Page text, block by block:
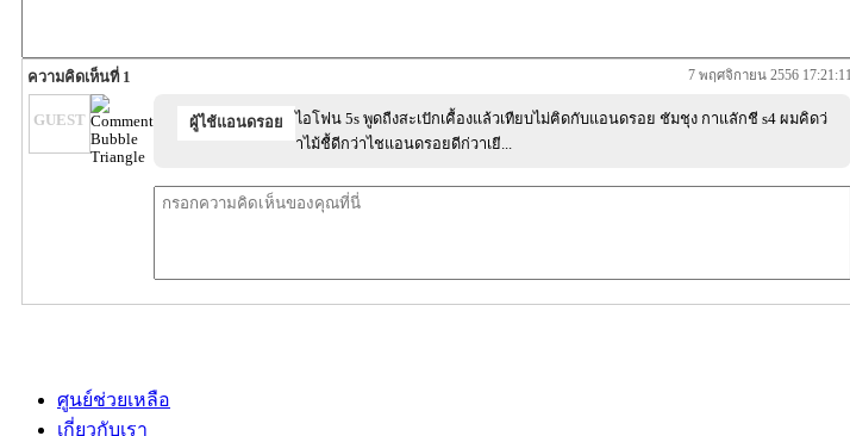
ความคิดเห็นที่ 1 7 พฤศจิกายน 2556 17:21:11
GUEST ผู้ไช้แอนดรอย
ไอโฟน 5s พูดถืงสะเปักเคื้องแล้วเทืยบไม่ฅิดกับแอนดรอย ชัมชุง กาแลักชี s4 ผมคิดว่
าไม้ชื้ดีกว่าไชแอนดรอยดีก่วาเยี...
ศูนย์ช่วยเหลือ
เกี่ยวกับเรา